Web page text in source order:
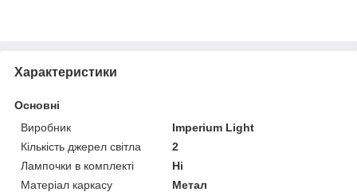
Характеристики
Основні
Виробник
Imperium Light
Кількість джерел світла
2
Лампочки в комплекті
Ні
Матеріал каркасу
Метал